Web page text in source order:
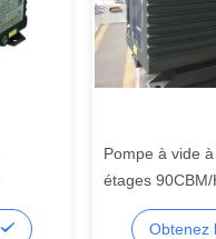
Pompe à vide
étages
Obtenez